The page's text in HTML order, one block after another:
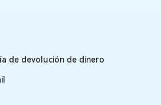
de devolución de dinero